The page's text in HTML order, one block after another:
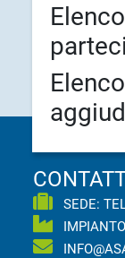
SEDE: